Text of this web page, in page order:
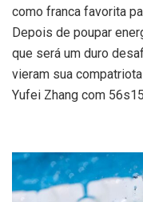
como franca favorita
Depois de poupar
que será um duro
vieram sua
Yufei Zhang com